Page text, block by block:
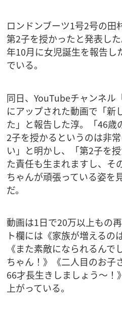
ロンドンブーツ1号2号の田
第2子を授かったと発表し
年10月に女児誕生を報告し
でいる。
同日、YouTubeチャンネル
にアップされた動画で「新
た」と報告した淳。「46歳
2子を授かるというのは非
い」と明かし、「第2子を
た責任も生まれますし、そ
ちゃんが頑張っている姿を
だ。
動画は1日で20万以上もの
ト欄には《家族が増えるの
《また素敵になられるん
ちゃん！》《二人目のお子
66才長生きしましょう～！
上がっている。